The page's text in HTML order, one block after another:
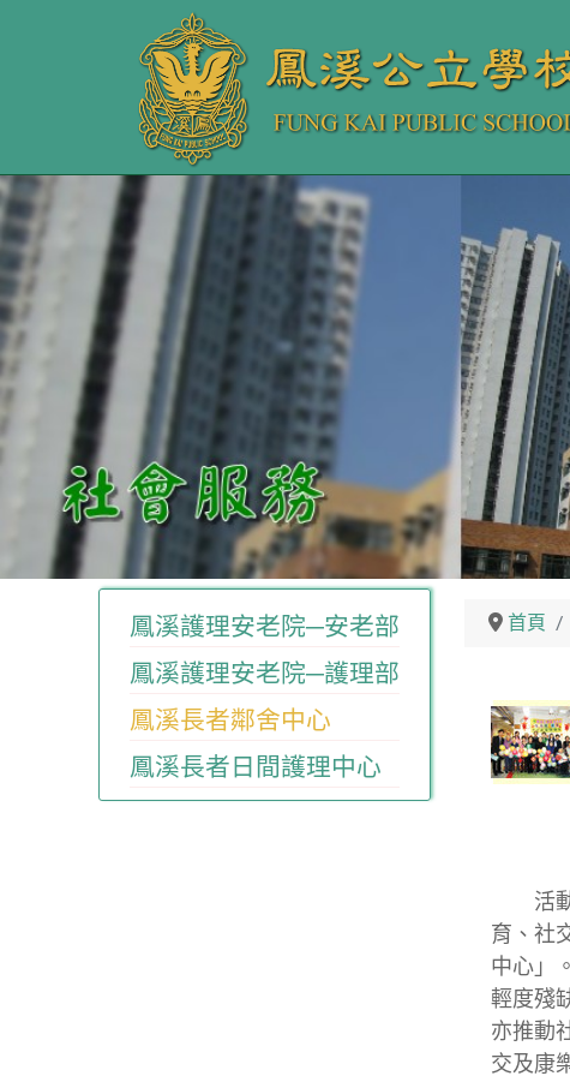
鳳溪護理安老院─安老部
鳳溪護理安老院─護理部
鳳溪長者鄰舍中心
鳳溪長者日間護理中心
首頁
活動
育、社
中心」
輕度殘
亦推動
交及康